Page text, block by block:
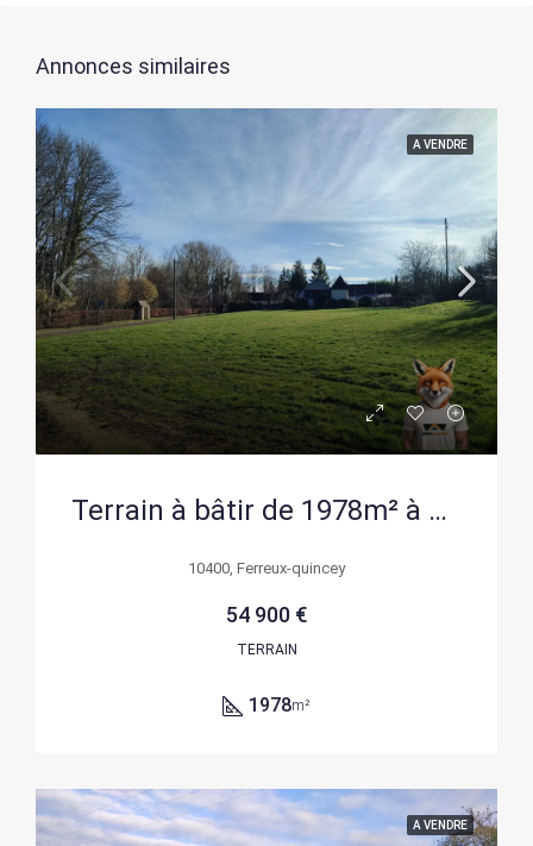
Annonces similaires
A VENDRE
Terrain à bâtir de 1978m² à Ferreux, certifié constructible, environnement calme
10400, Ferreux-quincey
54 900 €
TERRAIN
1978m²
A VENDRE